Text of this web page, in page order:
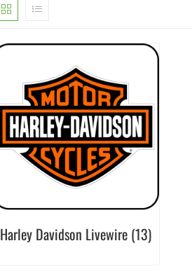
Harley Davidson Livewire (13)